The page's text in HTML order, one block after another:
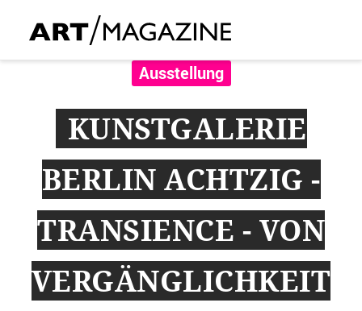
Ausstellung
KUNSTGALERIE
BERLIN ACHTZIG -
TRANSIENCE - VON
VERGÄNGLICHKEIT